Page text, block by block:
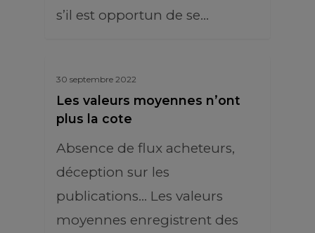
s’il est opportun de se…
30 septembre 2022
Les valeurs moyennes n’ont
plus la cote
Absence de flux acheteurs,
déception sur les
publications… Les valeurs
moyennes enregistrent des